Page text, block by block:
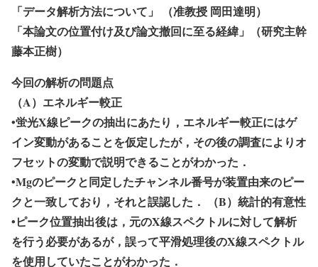
「データ解析方法について」 （准教授 岡田達明）
「本論文の位置付け及び論文撤回に至る経緯」（研究主幹
藤本正樹）
今回の解析の問題点
（A）エネルギー較正
•蛍光X線ピークの抽出にあたり，エネルギー較正にはゲ
イン変動があることを仮定したが，その後の調査によりオ
フセットの変動で説明できることがわかった．
•Mgのピークと同定したチャンネル番号が装置由来のピー
クと一致しており，それと誤認した． （B）統計的有意性
•ピーク位置抽出後は，元のX線スペクトルに対して解析
を行う必要があるが，誤って平滑処理後のX線スペクトル
を使用していたことがわかった．